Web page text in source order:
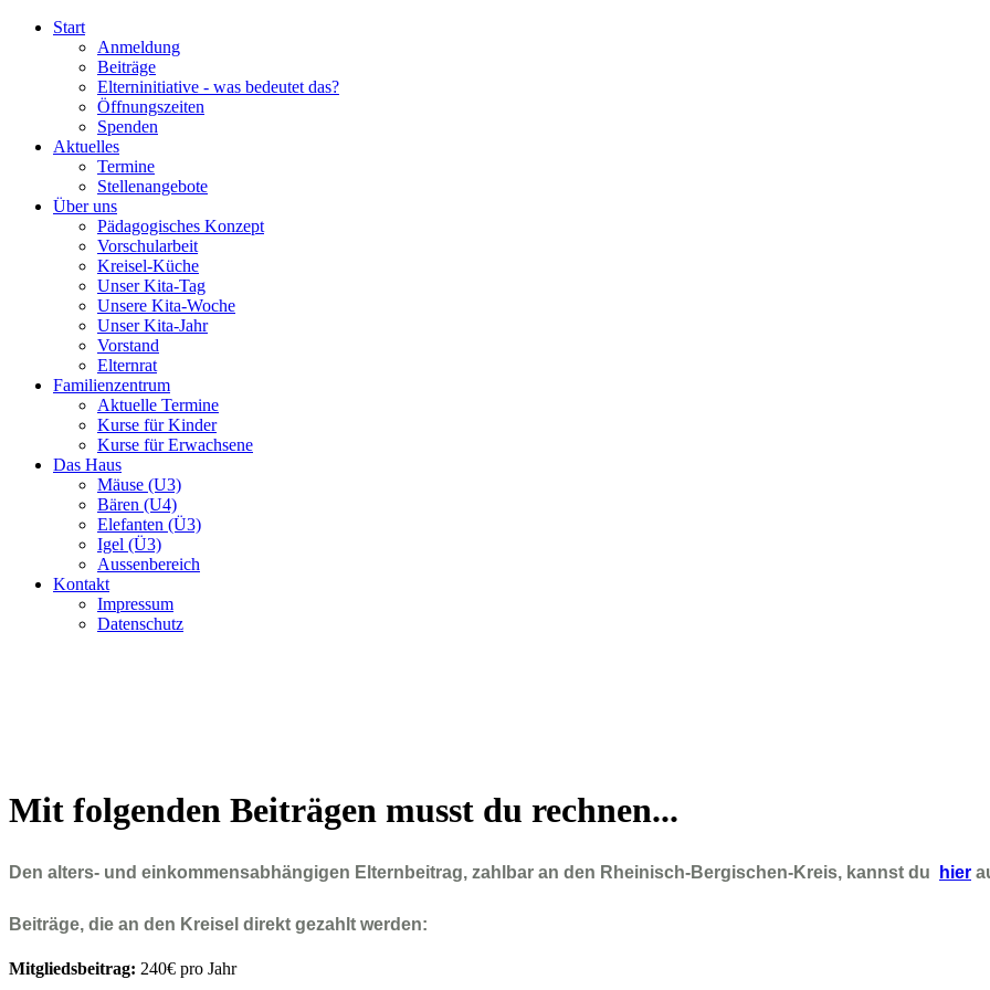
Start
Anmeldung
Beiträge
Elterninitiative - was bedeutet das?
Öffnungszeiten
Spenden
Aktuelles
Termine
Stellenangebote
Über uns
Pädagogisches Konzept
Vorschularbeit
Kreisel-Küche
Unser Kita-Tag
Unsere Kita-Woche
Unser Kita-Jahr
Vorstand
Elternrat
Familienzentrum
Aktuelle Termine
Kurse für Kinder
Kurse für Erwachsene
Das Haus
Mäuse (U3)
Bären (U4)
Elefanten (Ü3)
Igel (Ü3)
Aussenbereich
Kontakt
Impressum
Datenschutz
Mit folgenden Beiträgen musst du rechnen...
Den alters- und einkommensabhängigen Elternbeitrag, zahlbar an den Rheinisch-Bergischen-Kreis, kannst du hier
Beiträge, die an den Kreisel direkt gezahlt werden:
Mitgliedsbeitrag: 240€ pro Jahr